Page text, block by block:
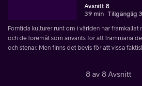
Avsnitt 8
39 min Tillgänglig
Forntida kulturer runt om i världen har
och de föremål som använts för att frammana
och stenar. Men finns det bevis för att vissa
8 av 8 Avsnitt